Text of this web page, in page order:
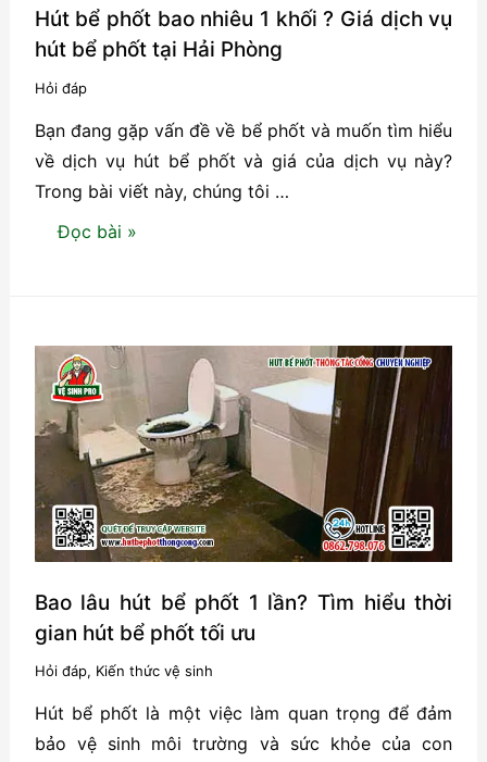
hiệu
cần
biết
Hút bể phốt bao nhiêu 1 khối ? Giá dịch vụ
hút bể phốt tại Hải Phòng
Hỏi đáp
Bạn đang gặp vấn đề về bể phốt và muốn tìm hiểu
về dịch vụ hút bể phốt và giá của dịch vụ này?
Trong bài viết này, chúng tôi …
Hút
nhiêu
1
khối
dịch
vụ
hút
bể
phốt
Phòng
Đọc bài »
Bao lâu hút bể phốt 1 lần? Tìm hiểu thời
gian hút bể phốt tối ưu
Hỏi đáp, Kiến thức vệ sinh
Hút bể phốt là một việc làm quan trọng để đảm
bảo vệ sinh môi trường và sức khỏe của con